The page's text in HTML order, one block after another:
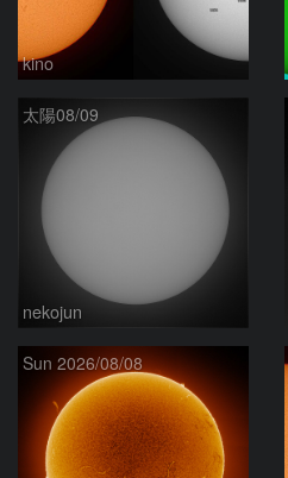
kino
太陽08/09
nekojun
Sun 2026/08/08